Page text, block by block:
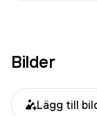
Bilder
Lägg till